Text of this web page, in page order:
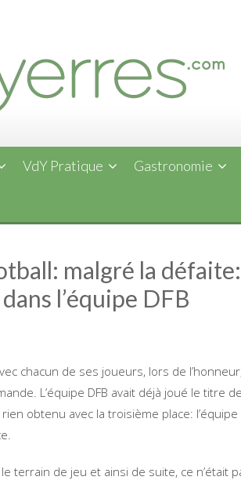
VdY Pratique Gastronomie
malgré la
l’équipe DFB
chacun de ses joueurs, lors de
L’équipe DFB avait déjà joué le titre
obtenu avec la troisième place:
terrain de jeu et ainsi de suite, ce n’était